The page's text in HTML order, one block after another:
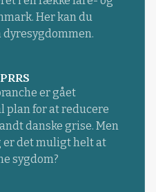
Her kan du
er gået
plan for at reducere
danske grise. Men
er det muligt helt at
sygdom?